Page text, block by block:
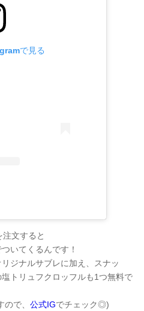
で見る
文すると
いてくるんです！
ジナルサブレに加え、スナッ
トリュフクロッフルも1つ無料で
で、 公式IGでチェック◎)